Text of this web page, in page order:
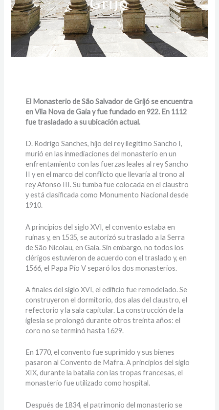
El Monasterio de São Salvador de Grijó se encuentra
en Vila Nova de Gaia y fue fundado en 922. En 1112
fue trasladado a su ubicación actual.
D. Rodrigo Sanches, hijo del rey ilegítimo Sancho I,
murió en las inmediaciones del monasterio en un
enfrentamiento con las fuerzas leales al rey Sancho
II y en el marco del conflicto que llevaría al trono al
rey Afonso III. Su tumba fue colocada en el claustro
y está clasificada como Monumento Nacional desde
1910.
A principios del siglo XVI, el convento estaba en
ruinas y, en 1535, se autorizó su traslado a la Serra
de São Nicolau, en Gaia. Sin embargo, no todos los
clérigos estuvieron de acuerdo con el traslado y, en
1566, el Papa Pío V separó los dos monasterios.
A finales del siglo XVI, el edificio fue remodelado. Se
construyeron el dormitorio, dos alas del claustro, el
refectorio y la sala capitular. La construcción de la
iglesia se prolongó durante otros treinta años: el
coro no se terminó hasta 1629.
En 1770, el convento fue suprimido y sus bienes
pasaron al Convento de Mafra. A principios del siglo
XIX, durante la batalla con las tropas francesas, el
monasterio fue utilizado como hospital.
Después de 1834, el patrimonio del monasterio se